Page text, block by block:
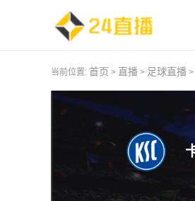
当前位置: 首页 > 直播 > 足球直播 >